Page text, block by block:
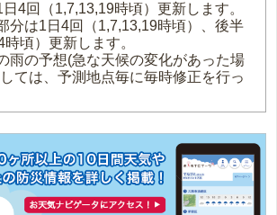
4回（1,7,13,19時頃）更新します。
分は1日4回（1,7,13,19時頃）、後半
頃）更新します。
雨の予想(急な天候の変化があった場
ては、予測地点毎に毎時修正を行っ